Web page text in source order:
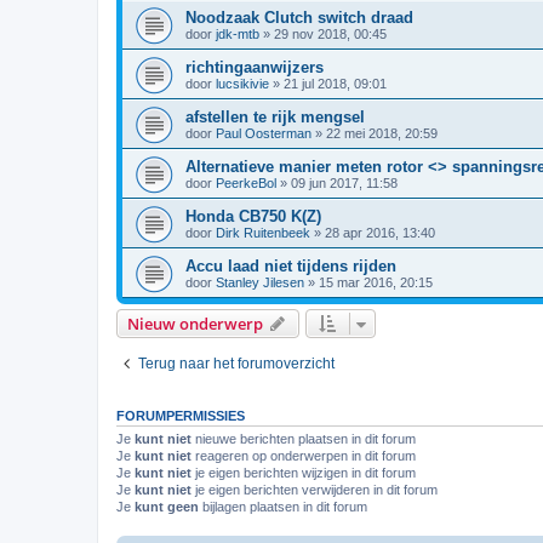
Noodzaak Clutch switch draad
door jdk-mtb » 29 nov 2018, 00:45
richtingaanwijzers
door lucsikivie » 21 jul 2018, 09:01
afstellen te rijk mengsel
door Paul Oosterman » 22 mei 2018, 20:59
Alternatieve manier meten rotor <>
door PeerkeBol » 09 jun 2017, 11:58
Honda CB750 K(Z)
door Dirk Ruitenbeek » 28 apr 2016, 13:40
Accu laad niet tijdens rijden
door Stanley Jilesen » 15 mar 2016, 20:15
Nieuw onderwerp
Terug naar het forumoverzicht
FORUMPERMISSIES
Je kunt niet nieuwe berichten plaatsen in dit forum
Je kunt niet reageren op onderwerpen in dit forum
Je kunt niet je eigen berichten wijzigen in dit forum
Je kunt niet je eigen berichten verwijderen in dit forum
Je kunt geen bijlagen plaatsen in dit forum